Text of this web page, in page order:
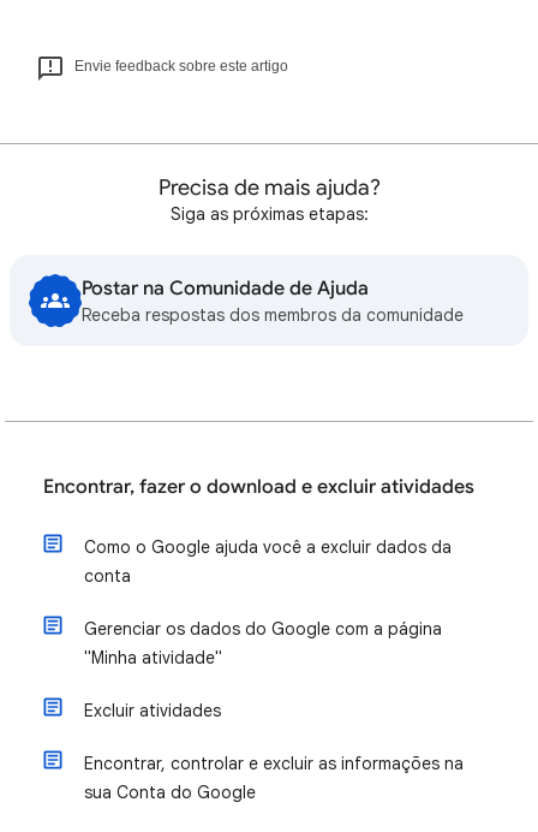
Envie feedback sobre este artigo
Precisa de mais ajuda?
Siga as próximas etapas:
Postar na Comunidade de Ajuda
Receba respostas dos membros da comunidade
Encontrar, fazer o download e excluir atividades
Como o Google ajuda você a excluir dados da
conta
Gerenciar os dados do Google com a página
"Minha atividade"
Excluir atividades
Encontrar, controlar e excluir as informações na
sua Conta do Google